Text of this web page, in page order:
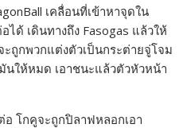
เคลื่อนที่เข้าหาจุดใน
ได้ เดินทางถึง Fasogas แล้วให้
ะถูกพวกแต่งตัวเป็นกระต่ายจู่โจม
นให้หมด เอาชนะแล้วตัวหัวหน้า
อ โกคูจะถูกปิลาฟหลอกเอา